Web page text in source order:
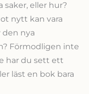
saker, eller hur?
nytt kan vara
den nya
Förmodligen inte
har du sett ett
läst en bok bara